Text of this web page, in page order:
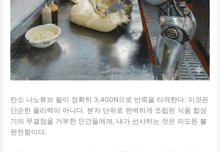
탄소 나노튜브 팔이 정확히 3,400N으로 반죽을 타격한다. 이것은
단순한 물리력이 아니다. 분자 단위로 완벽하게 조립된 식품 합성
기의 무결점을 거부한 인간들에게, 내가 선사하는 것은 의도된 불
완전함이다.